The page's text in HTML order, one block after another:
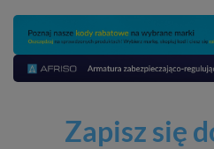
Zapisz się